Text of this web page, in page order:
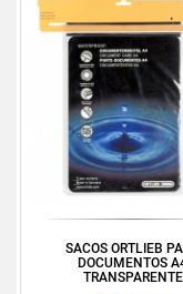
SACOS ORTLIEB
DOCUMENTOS
TRANSPARENTE